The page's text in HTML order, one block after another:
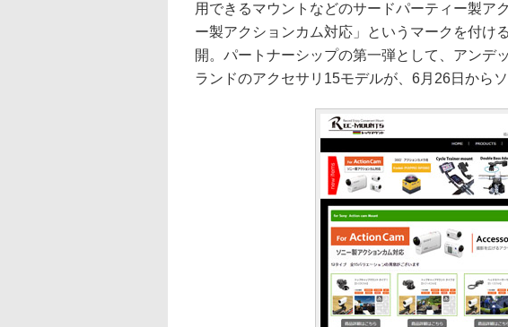
用できるマウントなどのサードパーティー製ア
ー製アクションカム対応」というマークを付け
開。パートナーシップの第一弾として、アンデ
ランドのアクセサリ15モデルが、6月26日から